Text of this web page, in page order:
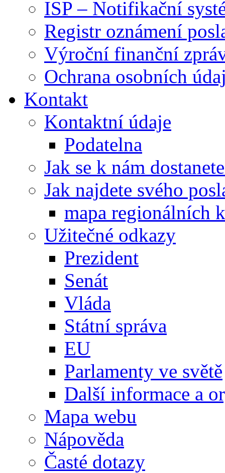
ISP – Notifikační
Registr oznámení
Výroční finanční
Ochrana osobních
Kontakt
Kontaktní údaje
Podatelna
Jak se k nám
Jak najdete svého
mapa regionálních
Užitečné odkazy
Prezident
Senát
Vláda
Státní správa
EU
Parlamenty ve světě
Další informace a
Mapa webu
Nápověda
Časté dotazy